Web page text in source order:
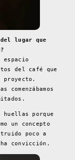
lugar que
espacio
del café que
comenzábamos
huellas porque
un concepto
poco a
convicción.